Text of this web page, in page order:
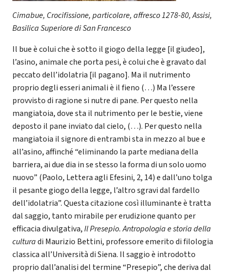
Cimabue, Crocifissione, particolare, affresco 1278-80, Assisi,
Basilica Superiore di San Francesco
Il bue è colui che è sotto il giogo della legge [il giudeo],
l’asino, animale che porta pesi, è colui che è gravato dal
peccato dell’idolatria [il pagano]. Ma il nutrimento
proprio degli esseri animali è il fieno (…) Ma l’essere
provvisto di ragione si nutre di pane. Per questo nella
mangiatoia, dove sta il nutrimento per le bestie, viene
deposto il pane inviato dal cielo, (…). Per questo nella
mangiatoia il signore di entrambi sta in mezzo al bue e
all’asino, affinché “eliminando la parte mediana della
barriera, ai due dia in se stesso la forma di un solo uomo
nuovo” (Paolo, Lettera agli Efesini, 2, 14) e dall’uno tolga
il pesante giogo della legge, l’altro sgravi dal fardello
dell’idolatria”. Questa citazione così illuminante è tratta
dal saggio, tanto mirabile per erudizione quanto per
efficacia divulgativa,Il Presepio. Antropologia e storia della
culturadi Maurizio Bettini, professore emerito di filologia
classica all’Università di Siena. Il saggio è introdotto
proprio dall’analisi del termine “Presepio”, che deriva dal